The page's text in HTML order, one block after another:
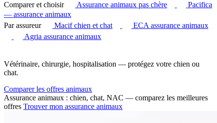
Comparer et choisir
Assurance animaux pas chère
Pacifica
— assurance animaux
Par assureur
Macif chien et chat
ECA assurance animaux
Agria assurance animaux
Vétérinaire, chirurgie, hospitalisation — protégez votre chien ou
chat.
Comparer les offres animaux
Assurance animaux : chien, chat, NAC — comparez les meilleures
offres Trouver mon assurance animaux